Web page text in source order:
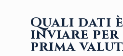
Quali dati
inviare per
prima